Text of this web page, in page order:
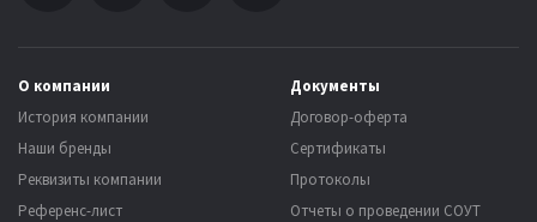
О компании
История компании
Наши бренды
Реквизиты компании
Референс-лист
Документы
Договор-оферта
Сертификаты
Протоколы
Отчеты о проведении СОУТ